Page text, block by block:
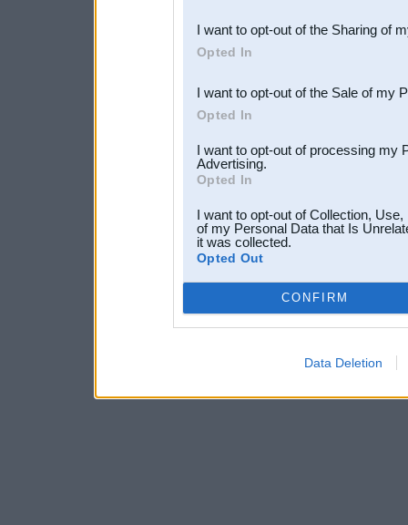
Downstream Participants
third parties.
I want to opt-out of the Sharing of
Opted In
I want to opt-out of the Sale of my
Opted In
I want to opt-out of processing my
Advertising.
Opted In
I want to opt-out of Collection,
of my Personal Data that Is
it was collected.
Opted Out
CONFIRM
Data Deletion